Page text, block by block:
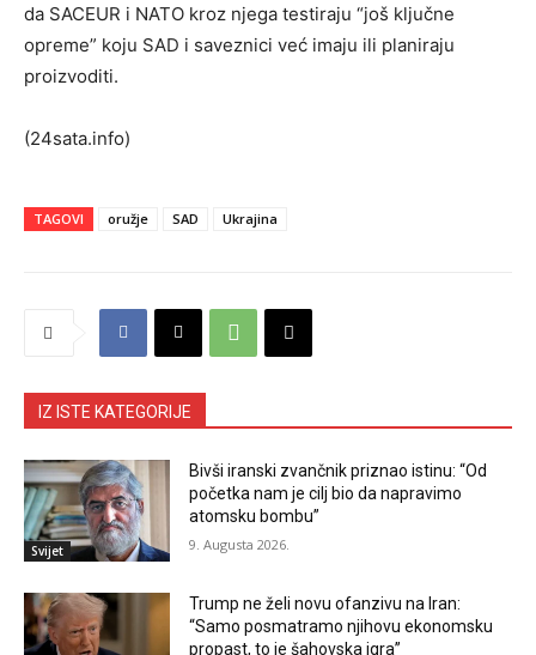
da SACEUR i NATO kroz njega testiraju “još ključne
opreme” koju SAD i saveznici već imaju ili planiraju
proizvoditi.
(24sata.info)
TAGOVI oružje SAD Ukrajina
IZ ISTE KATEGORIJE
Svijet
Bivši iranski zvančnik priznao istinu: “Od
početka nam je cilj bio da napravimo
atomsku bombu”
9. Augusta 2026.
Trump ne želi novu ofanzivu na Iran:
“Samo posmatramo njihovu ekonomsku
propast, to je šahovska igra”